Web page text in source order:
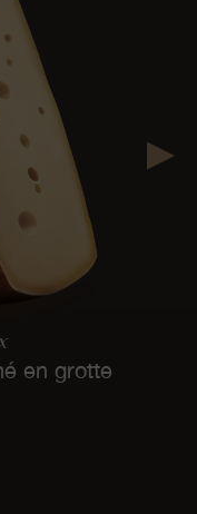
en grotte